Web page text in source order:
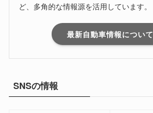
ど、多角的な情報源を活用しています。
最新自動車情報について
SNSの情報